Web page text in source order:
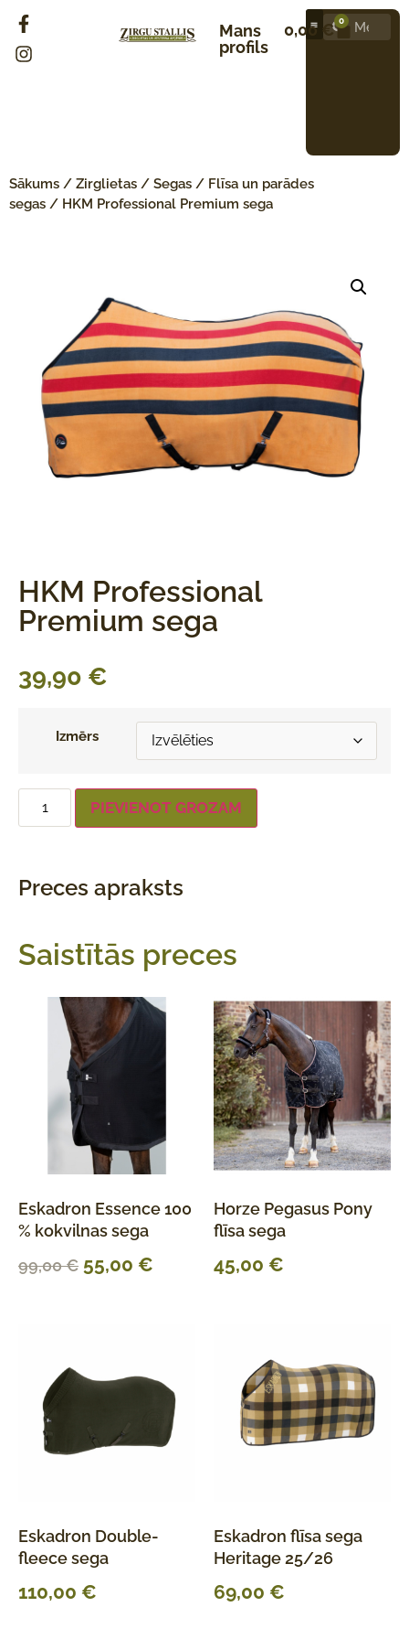
Mans
profils
0,00 € 0
Sākums / Zirglietas / Segas / Flīsa un parādes
segas / HKM Professional Premium sega
HKM Professional
Premium sega
39,90 €
Izmērs
PIEVIENOT GROZAM
Preces apraksts
Saistītās preces
Eskadron Essence 100
% kokvilnas sega
99,00€ 55,00 €
Horze Pegasus Pony
flīsa sega
45,00 €
Eskadron Double-
fleece sega
110,00 €
Eskadron flīsa sega
Heritage 25/26
69,00 €